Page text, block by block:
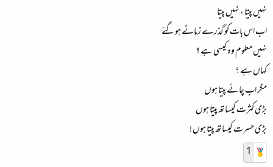
نہیں پیتا ، نہیں پیتا
اب اس بات کو گذرے زمانے ہوگئے
نہیں معلوم وہ کیسی ہے ؟
کہاں ہے ؟
مگر اب چائے پیتا ہوں
بڑی کثرت کیساتھ پیتا ہوں
بڑی حسرت کیساتھ پیتا ہوں !
1